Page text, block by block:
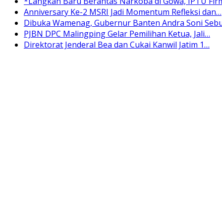
Anniversary Ke-2 MSRI Jadi Momentum Refleksi dan…
Dibuka Wamenag, Gubernur Banten Andra Soni
PJBN DPC Malingping Gelar Pemilihan Ketua, Jali…
Direktorat Jenderal Bea dan Cukai Kanwil Jatim 1…